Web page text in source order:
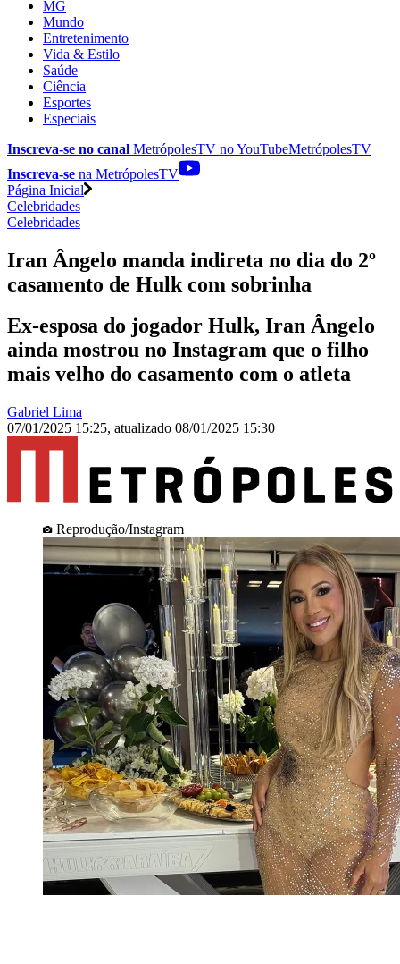
MG
Mundo
Entretenimento
Vida & Estilo
Saúde
Ciência
Esportes
Especiais
Inscreva-se no canal MetrópolesTV noYouTubeMetrópolesTV
Inscreva-se na MetrópolesTV
Página Inicial
Celebridades
Celebridades
Iran Ângelo manda indireta no dia do 2º
casamento de Hulk com sobrinha
Ex-esposa do jogador Hulk, Iran Ângelo
ainda mostrou no Instagram que o filho
mais velho do casamento com o atleta
Gabriel Lima
07/01/2025 15:25, atualizado 08/01/2025 15:30
Reprodução/Instagram